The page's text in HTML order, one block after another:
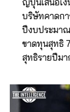
ญี่ปุ่นเสนอเงิ
บริษัทคาดก
ปีงบประมาณ
ขาดทุนสุทธิ
สุทธิรายปีม